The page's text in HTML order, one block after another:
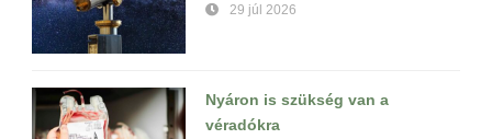
29 júl 2026
Nyáron is szükség van a
véradókra